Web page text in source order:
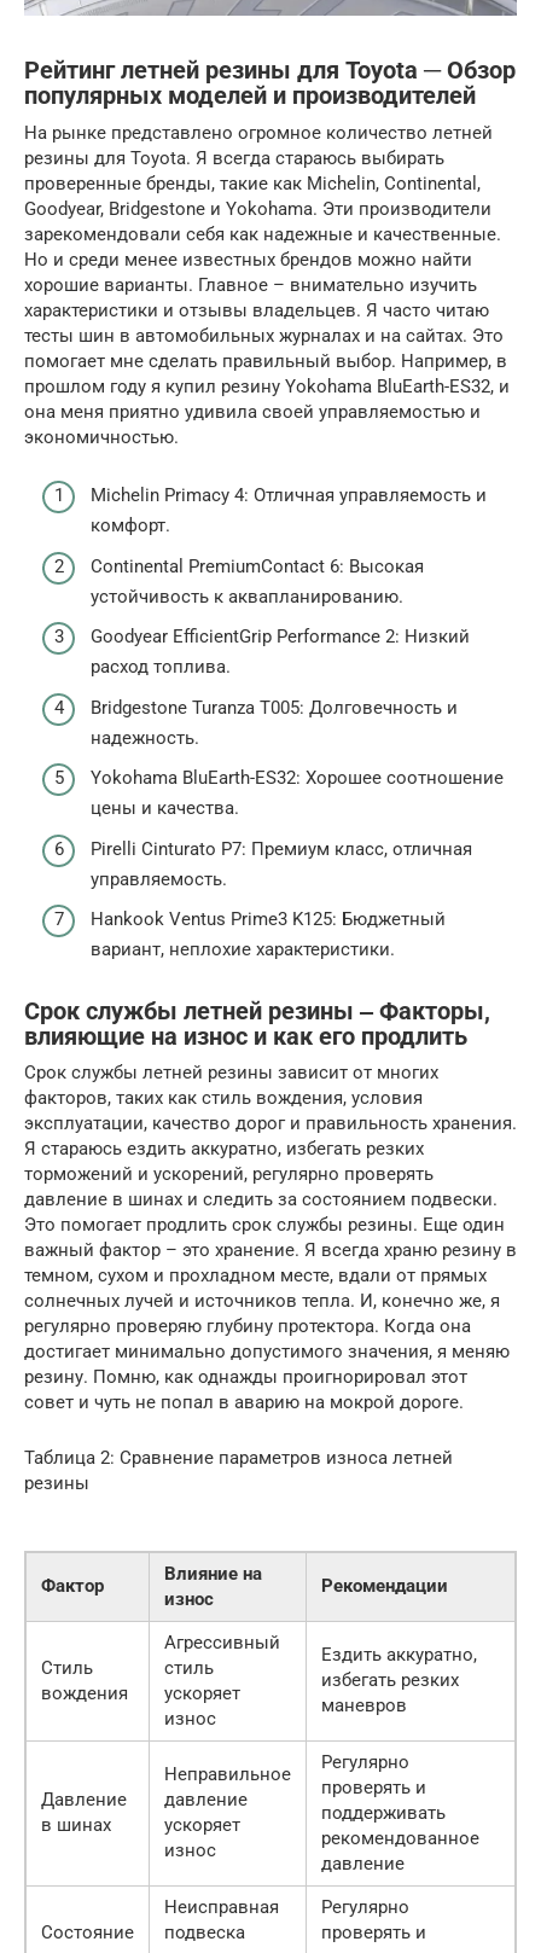
Рейтинг летней резины для Toyota ─ Обзор
популярных моделей и производителей
На рынке представлено огромное количество летней
резины для Toyota. Я всегда стараюсь выбирать
проверенные бренды, такие как Michelin, Continental,
Goodyear, Bridgestone и Yokohama. Эти производители
зарекомендовали себя как надежные и качественные.
Но и среди менее известных брендов можно найти
хорошие варианты. Главное – внимательно изучить
характеристики и отзывы владельцев. Я часто читаю
тесты шин в автомобильных журналах и на сайтах. Это
помогает мне сделать правильный выбор. Например, в
прошлом году я купил резину Yokohama BluEarth-ES32, и
она меня приятно удивила своей управляемостью и
экономичностью.
Michelin Primacy 4: Отличная управляемость и
комфорт.
Continental PremiumContact 6: Высокая
устойчивость к аквапланированию.
Goodyear EfficientGrip Performance 2: Низкий
расход топлива.
Bridgestone Turanza T005: Долговечность и
надежность.
Yokohama BluEarth-ES32: Хорошее соотношение
цены и качества.
Pirelli Cinturato P7: Премиум класс, отличная
управляемость.
Hankook Ventus Prime3 K125: Бюджетный
вариант, неплохие характеристики.
Срок службы летней резины ‒ Факторы,
влияющие на износ и как его продлить
Срок службы летней резины зависит от многих
факторов, таких как стиль вождения, условия
эксплуатации, качество дорог и правильность хранения.
Я стараюсь ездить аккуратно, избегать резких
торможений и ускорений, регулярно проверять
давление в шинах и следить за состоянием подвески.
Это помогает продлить срок службы резины. Еще один
важный фактор – это хранение. Я всегда храню резину в
темном, сухом и прохладном месте, вдали от прямых
солнечных лучей и источников тепла. И, конечно же, я
регулярно проверяю глубину протектора. Когда она
достигает минимально допустимого значения, я меняю
резину. Помню, как однажды проигнорировал этот
совет и чуть не попал в аварию на мокрой дороге.
Таблица 2: Сравнение параметров износа летней
резины
Фактор
Влияние на
износ
Рекомендации
Стиль
вождения
Агрессивный
стиль
ускоряет
износ
Ездить аккуратно,
избегать резких
маневров
Давление
в шинах
Неправильное
давление
ускоряет
износ
Регулярно
проверять и
поддерживать
рекомендованное
давление
Состояние
Неисправная
подвеска
Регулярно
проверять и